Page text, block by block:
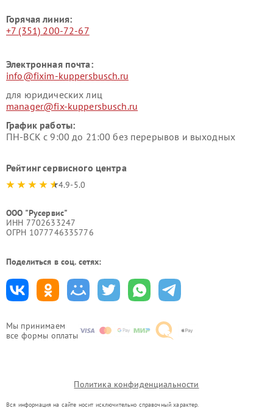
Мы принимаем
все формы оплаты
Горячая линия:
+7 (351) 200-72-67
Электронная почта:
info@fixim-kuppersbusch.ru
для юридических лиц
manager@fix-kuppersbusch.ru
График работы:
ПН-ВСК с 9:00 до 21:00 без перерывов и выходных
Рейтинг сервисного центра
4.9-5.0
ООО "Русервис"
ИНН 7702633247
ОГРН 1077746335776
Поделиться в соц. сетях:
Политика конфиденциальности
Вся информация на сайте носит исключительно справочный характер.